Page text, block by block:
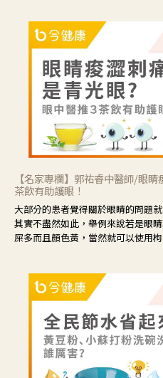
【名家專欄】郭祐睿中醫師/眼
茶飲有助護眼！
大部分的患者覺得關於眼睛的問題
其實不盡然如此，舉例來說若是眼
屎多而且顏色黃，當然就可以使用
候就要使用菊花、金銀花來治療；
眼睛周圍沒有眼屎，這種情況是屬
藕、麥門冬、山藥等比較滋潤的藥